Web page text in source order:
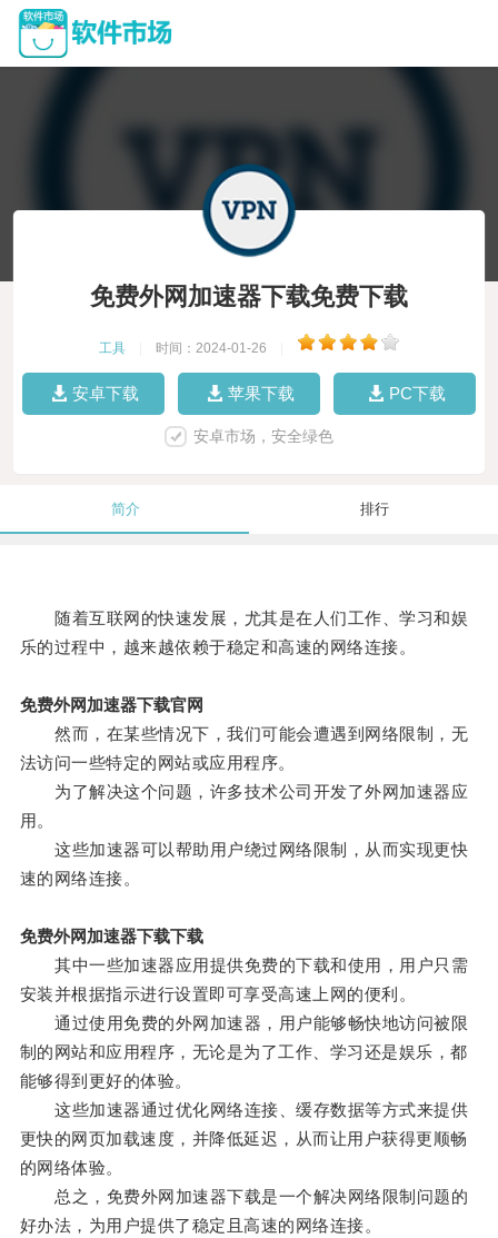
免费外网加速器下载免费下载
工具 时间：2024-01-26
安卓下载 苹果下载 PC下载
安卓市场，安全绿色
简介 排行
随着互联网的快速发展，尤其是在人们工作、学习和娱
乐的过程中，越来越依赖于稳定和高速的网络连接。
免费外网加速器下载官网
然而，在某些情况下，我们可能会遭遇到网络限制，无
法访问一些特定的网站或应用程序。
为了解决这个问题，许多技术公司开发了外网加速器应
用。
这些加速器可以帮助用户绕过网络限制，从而实现更快
速的网络连接。
免费外网加速器下载下载
其中一些加速器应用提供免费的下载和使用，用户只需
安装并根据指示进行设置即可享受高速上网的便利。
通过使用免费的外网加速器，用户能够畅快地访问被限
制的网站和应用程序，无论是为了工作、学习还是娱乐，都
能够得到更好的体验。
这些加速器通过优化网络连接、缓存数据等方式来提供
更快的网页加载速度，并降低延迟，从而让用户获得更顺畅
的网络体验。
总之，免费外网加速器下载是一个解决网络限制问题的
好办法，为用户提供了稳定且高速的网络连接。